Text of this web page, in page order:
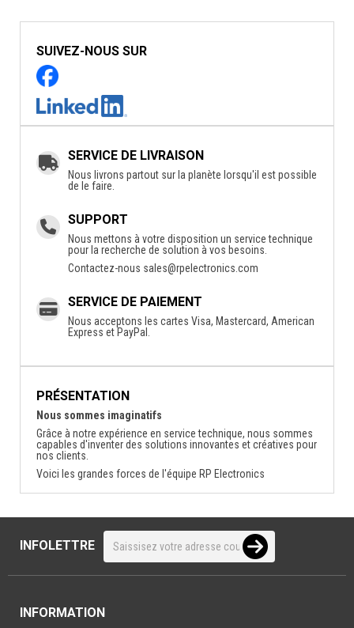
SUIVEZ-NOUS SUR
SERVICE DE LIVRAISON
Nous livrons partout sur la planète lorsqu'il est possible
de le faire.
SUPPORT
Nous mettons à votre disposition un service technique
pour la recherche de solution à vos besoins.
Contactez-nous sales@rpelectronics.com
SERVICE DE PAIEMENT
Nous acceptons les cartes Visa, Mastercard, American
Express et PayPal.
PRÉSENTATION
Nous sommes imaginatifs
Grâce à notre expérience en service technique, nous sommes
capables d'inventer des solutions innovantes et créatives pour
nos clients.
Voici les grandes forces de l'équipe RP Electronics
INFOLETTRE
INFORMATION